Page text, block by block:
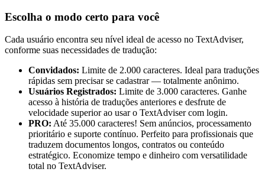
Escolha o modo certo para você
Cada usuário encontra seu nível ideal de acesso no TextAdviser,
conforme suas necessidades de tradução:
Convidados: Limite de 2.000 caracteres. Ideal para traduções
rápidas sem precisar se cadastrar — totalmente anônimo.
Usuários Registrados: Limite de 3.000 caracteres. Ganhe
acesso à história de traduções anteriores e desfrute de
velocidade superior ao usar o TextAdviser com login.
PRO: Até 35.000 caracteres! Sem anúncios, processamento
prioritário e suporte contínuo. Perfeito para profissionais que
traduzem documentos longos, contratos ou conteúdo
estratégico. Economize tempo e dinheiro com versatilidade
total no TextAdviser.